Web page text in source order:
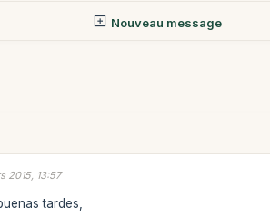
Nouveau message
2015, 13:57
tardes,